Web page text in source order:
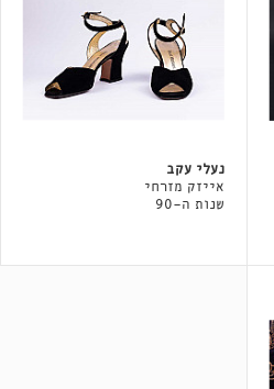
נעלי עקב
אייזק מזרחי
שנות ה-90